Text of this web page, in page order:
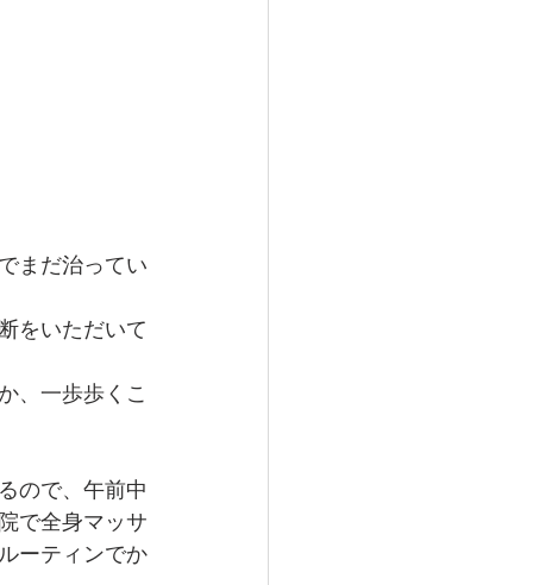
まだ治ってい
をいただいて
、一歩歩くこ
ので、午前中
で全身マッサ
ーティンでか